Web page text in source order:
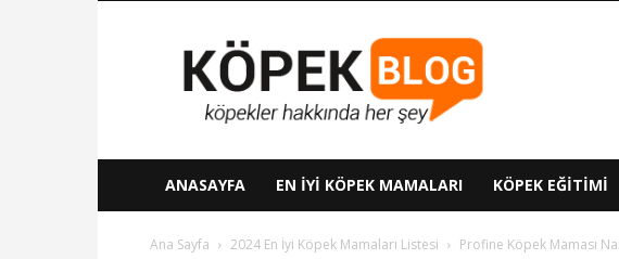
Köpek
Blog
ANASAYFA EN İYI KÖPEK MAMALARI KÖPEK EĞITIMI
Ana Sayfa 2024 En İyi Köpek Mamaları Listesi Profine Köpek Maması